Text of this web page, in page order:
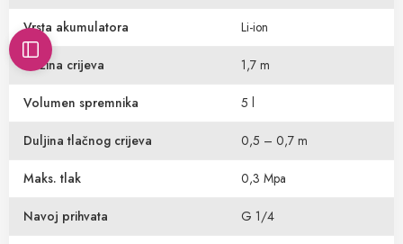
Vrsta akumulatora Li-ion
Dužina crijeva 1,7 m
Volumen spremnika 5 l
Duljina tlačnog crijeva 0,5 – 0,7 m
Maks. tlak 0,3 Mpa
Navoj prihvata G 1/4